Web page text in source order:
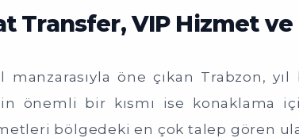
Transfer, VIP Hizmet
manzarasıyla öne çıkan Trabzon,
önemli bir kısmı ise konaklama
bölgedeki en çok talep gören